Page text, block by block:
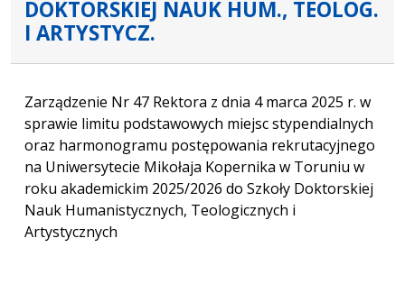
DOKTORSKIEJ NAUK HUM., TEOLOG.
I ARTYSTYCZ.
Zarządzenie Nr 47 Rektora z dnia 4 marca 2025 r. w
sprawie limitu podstawowych miejsc stypendialnych
oraz harmonogramu postępowania rekrutacyjnego
na Uniwersytecie Mikołaja Kopernika w Toruniu w
roku akademickim 2025/2026 do Szkoły Doktorskiej
Nauk Humanistycznych, Teologicznych i
Artystycznych